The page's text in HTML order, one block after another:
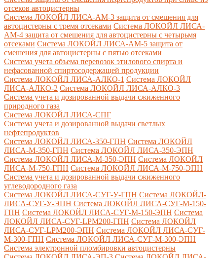
отсеков автоцистерны
Система ЛОКОЙЛ ЛИСА-AM-3 защита от смешения для
автоцистерны с тремя отсеками Система ЛОКОЙЛ ЛИСА-
AM-4 защита от смешения для автоцистерны с четырьмя
отсеками Система ЛОКОЙЛ ЛИСА-AM-5 защита от
смешения для автоцистерны с пятью отсеками
Система учета объема перевозок этилового спирта и
нефасованной спиртосодержащей продукции
Система ЛОКОЙЛ ЛИСА-AЛКО-1 Система ЛОКОЙЛ
ЛИСА-АЛКО-2 Система ЛОКОЙЛ ЛИСА-АЛКО-3
Система учета и дозированной выдачи сжиженного
природного газа
Система ЛОКОЙЛ ЛИСА-СПГ
Система учета и дозированной выдачи светлых
нефтепродуктов
Система ЛОКОЙЛ ЛИСА-350-ГПН Система ЛОКОЙЛ
ЛИСА-М-350-ГПН Система ЛОКОЙЛ ЛИСА-350-ЭПН
Система ЛОКОЙЛ ЛИСА-М-350-ЭПН Система ЛОКОЙЛ
ЛИСА-М-750-ГПН Система ЛОКОЙЛ ЛИСА-М-750-ЭПН
Система учета и дозированной выдачи сжиженного
углеводородного газа
Система ЛОКОЙЛ ЛИСА-СУГ-У-ГПН Система ЛОКОЙЛ-
ЛИСА-СУГ-У-ЭПН Система ЛОКОЙЛ ЛИСА-СУГ-М-150-
ГПН Система ЛОКОЙЛ ЛИСА-СУГ-М-150-ЭПН Система
ЛОКОЙЛ ЛИСА-СУГ-LPM200-ГПН Система ЛОКОЙЛ
ЛИСА-СУГ-LPM200-ЭПН Система ЛОКОЙЛ ЛИСА-СУГ-
М-300-ГПН Система ЛОКОЙЛ ЛИСА-СУГ-М-300-ЭПН
Система электронной пломбировки автоцистерны